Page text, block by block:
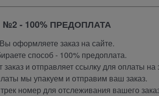
№2 - 100% ПРЕДОПЛАТА
Вы оформляете заказ на сайте.
способ - 100% предоплата.
и отправляет ссылку для оплаты на
мы упакуем и отправим ваш заказ.
номер для отслеживания вашего